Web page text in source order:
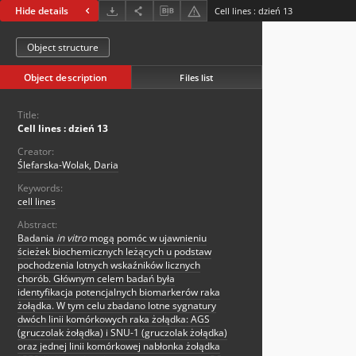
Hide details Cell lines : dzień 13
Object structure
Object description Files list
Title:
Cell lines : dzień 13
Creator:
Ślefarska-Wolak, Daria
Keywords:
cell lines
Abstract:
Badania in vitromogą pomóc w ujawnieniu
ścieżek biochemicznych leżących u podstaw
pochodzenia lotnych wskaźników licznych
chorób. Głównym celem badań była
identyfikacja potencjalnych biomarkerów raka
żołądka. W tym celu zbadano lotne sygnatury
dwóch linii komórkowych raka żołądka: AGS
(gruczolak żołądka) i SNU-1 (gruczolak żołądka)
oraz jednej linii komórkowej nabłonka żołądka